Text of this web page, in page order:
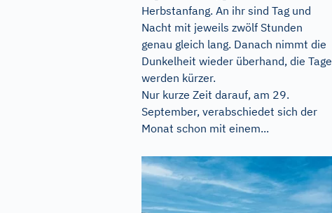
Herbstanfang. An ihr sind Tag und
Nacht mit jeweils zwölf Stunden
genau gleich lang. Danach nimmt die
Dunkelheit wieder überhand, die Tage
werden kürzer.
Nur kurze Zeit darauf, am 29.
September, verabschiedet sich der
Monat schon mit einem...